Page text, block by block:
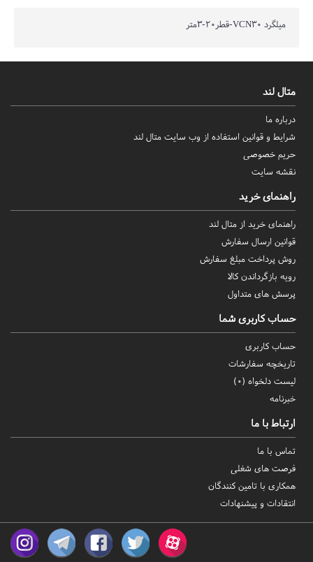
میلگرد VCN30-قطر20-3متر
متال لند
درباره ما
شرایط و قوانین استفاده از وب سایت متال لند
حریم خصوصی
نقشه سایت
راهنمای خرید
راهنمای خرید از متال لند
قوانین ارسال سفارش
روش‌ پرداخت مبلغ سفارش
رویه بازگرداندن کالا
پرسش های متداول
حساب کاربری شما
حساب کاربری
تاریخچه سفارشات
لیست دلخواه (0
)
خبرنامه
ارتباط با ما
تماس با ما
فرصت های شغلی
همکاری با تامین کنندگان
انتقادات و پیشنهادات